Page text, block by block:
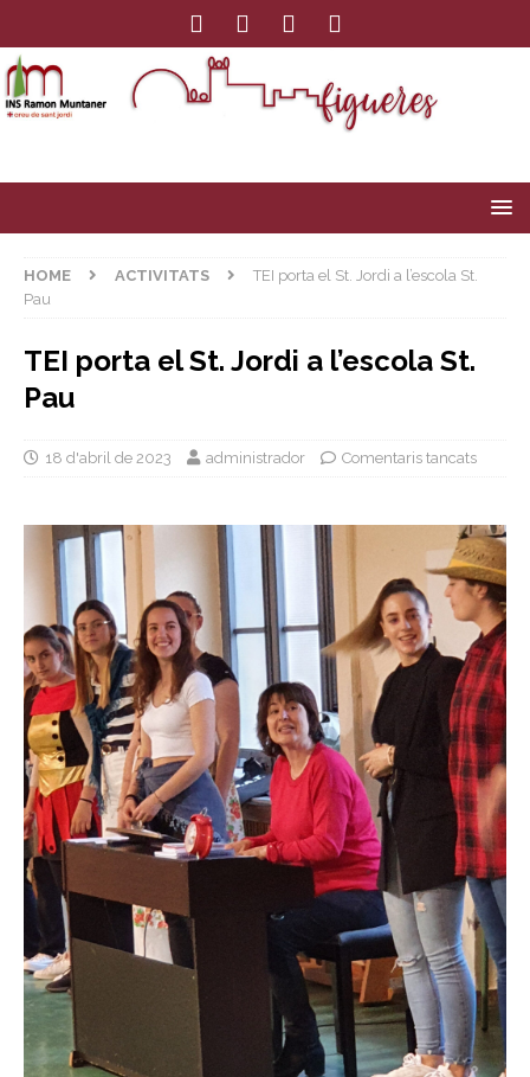
HOME ACTIVITATS
TEI porta el St. Jordi a l’escola St.
Pau
TEI porta el St. Jordi a l’escola St.
Pau
18 d'abril de 2023 administrador Comentaris tancats